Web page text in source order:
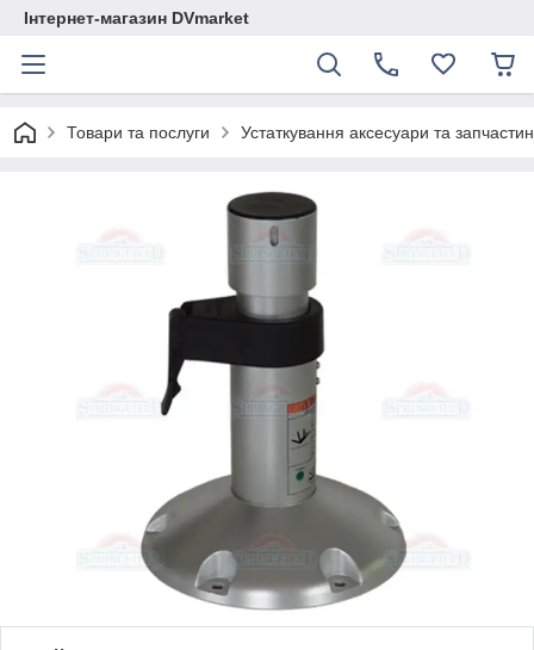
Інтернет-магазин DVmarket
Товари та послуги Устаткування аксесуари та